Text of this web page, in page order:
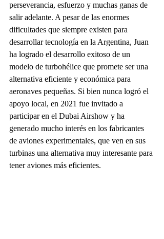
perseverancia, esfuerzo y muchas ganas de
salir adelante. A pesar de las enormes
dificultades que siempre existen para
desarrollar tecnología en la Argentina, Juan
ha logrado el desarrollo exitoso de un
modelo de turbohélice que promete ser una
alternativa eficiente y económica para
aeronaves pequeñas. Si bien nunca logró el
apoyo local, en 2021 fue invitado a
participar en el Dubai Airshow y ha
generado mucho interés en los fabricantes
de aviones experimentales, que ven en sus
turbinas una alternativa muy interesante para
tener aviones más eficientes.